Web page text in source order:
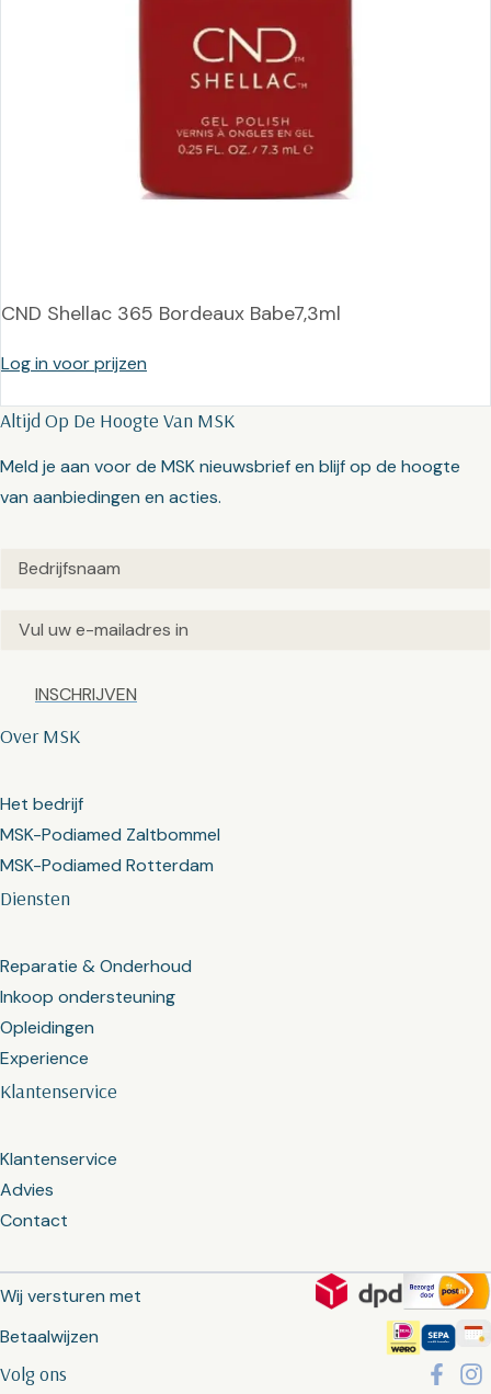
CND Shellac 365 Bordeaux Babe7,3ml
Log in voor prijzen
Klantenservice
Klantenservice
Advies
Contact
Diensten
Reparatie & Onderhoud
Inkoop ondersteuning
Opleidingen
Experience
Over MSK
Het bedrijf
MSK-Podiamed Zaltbommel
MSK-Podiamed Rotterdam
Altijd Op De Hoogte Van MSK
Meld je aan voor de MSK nieuwsbrief en blijf op de hoogte
van aanbiedingen en acties.
Untitled(Vereist)
Email(Vereist)
Captcha
Wij versturen met
Betaalwijzen
Volg ons